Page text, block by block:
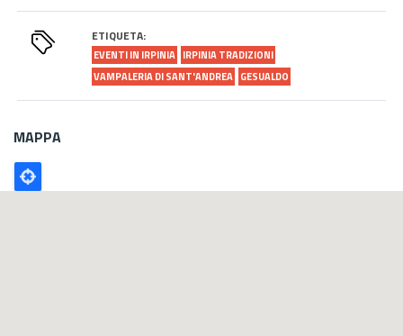
ETIQUETA:
EVENTI IN IRPINIA IRPINIA TRADIZIONI
VAMPALERIA DI SANT'ANDREA GESUALDO
MAPPA
Poligono
GEO